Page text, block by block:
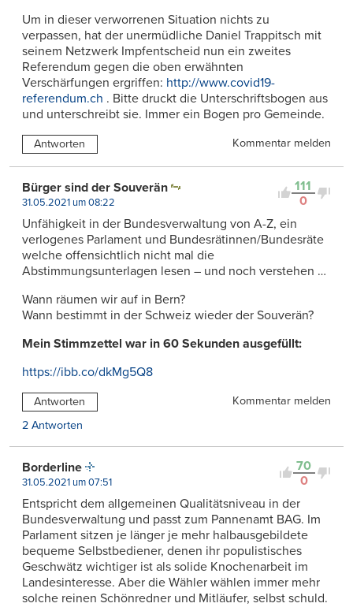
Um in dieser verworrenen Situation nichts zu
verpassen, hat der unermüdliche Daniel Trappitsch mit
seinem Netzwerk Impfentscheid nun ein zweites
Referendum gegen die oben erwähnten
Verschärfungen ergriffen: http://www.covid19-
referendum.ch . Bitte druckt die Unterschriftsbogen aus
und unterschreibt sie. Immer ein Bogen pro Gemeinde.
Antworten Kommentar melden
111
0
Bürger sind der Souverän
31.05.2021 um 08:22
Unfähigkeit in der Bundesverwaltung von A-Z, ein
verlogenes Parlament und Bundesrätinnen/Bundesräte
welche offensichtlich nicht mal die
Abstimmungsunterlagen lesen – und noch verstehen …
Wann räumen wir auf in Bern?
Wann bestimmt in der Schweiz wieder der Souverän?
Mein Stimmzettel war in 60 Sekunden ausgefüllt:
https://ibb.co/dkMg5Q8
Antworten
Kommentar melden
2 Antworten
70
0
Borderline
31.05.2021 um 07:51
Entspricht dem allgemeinen Qualitätsniveau in der
Bundesverwaltung und passt zum Pannenamt BAG. Im
Parlament sitzen je länger je mehr halbausgebildete
bequeme Selbstbediener, denen ihr populistisches
Geschwätz wichtiger ist als solide Knochenarbeit im
Landesinteresse. Aber die Wähler wählen immer mehr
solche reinen Schönredner und Mitläufer, selbst schuld.